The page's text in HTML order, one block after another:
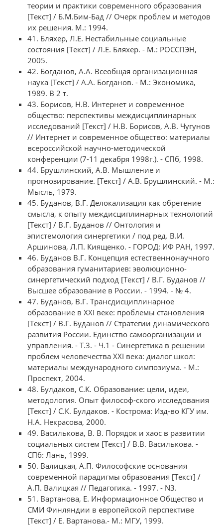
теории и практики современного образования
[Текст] / Б.М.Бим-Бад // Очерк проблем и методов
их решения. М.: 1994.
41. Бляхер, Л.Е. Нестабильные социальные
состояния [Текст] / Л.Е. Бляхер. - М.: РОССПЭН,
2005.
42. Богданов, А.А. Всеобщая организационная
наука [Текст] / А.А. Богданов. - М.: Экономика,
1989. В 2 т.
43. Борисов, Н.В. Интернет и современное
общество: перспективы междисциплинарных
исследований [Текст] / Н.В. Борисов, А.В. Чугунов
// Интернет и современное общество: материалы
всероссийской научно-методической
конференции (7-11 декабря 1998г.). - СПб, 1998.
44. Брушлинский, А.В. Мышление и
прогнозирование. [Текст] / А.В. Брушлинский. - М.:
Мысль, 1979.
45. Буданов, В.Г. Делокализация как обретение
смысла, к опыту междисциплинарных технологий
[Текст] / В.Г. Буданов // Онтология и
эпистемология синергетики / под ред. В.И.
Аршинова, Л.П. Киященко. - ГОРОД: ИФ РАН, 1997.
46. Буданов В.Г. Концепция естественнонаучного
образования гуманитариев: эволюционно-
синергетический подход [Текст] / В.Г. Буданов //
Высшее образование в России. - 1994. - № 4.
47. Буданов, В.Г. Трансдисциплинарное
образование в XXI веке: проблемы становления
[Текст] / В.Г. Буданов // Стратегии динамического
развития России. Единство самоорганизации и
управления. - Т.3. - Ч.1 - Синергетика в решении
проблем человечества XXI века: диалог школ:
материалы международного симпозиума. - М.:
Проспект, 2004.
48. Булдаков, С.К. Образование: цели, идеи,
методология. Опыт философ-ского исследования
[Текст] / С.К. Булдаков. - Кострома: Изд-во КГУ им.
Н.А. Некрасова, 2000.
49. Василькова, В. В. Порядок и хаос в развитии
социальных систем [Текст] / В.В. Василькова. -
СПб: Лань, 1999.
50. Валицкая, А.П. Философские основания
современной парадигмы образования [Текст] /
А.П. Валицкая // Педагогика. - 1997. - N3.
51. Вартанова, Е. Информационное Общество и
СМИ Финляндии в европейской перспективе
[Текст] / Е. Вартанова.- М.: МГУ, 1999.